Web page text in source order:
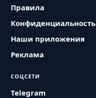
Правила
Конфиденциальность
Наши приложения
Реклама
СОЦСЕТИ
Telegram